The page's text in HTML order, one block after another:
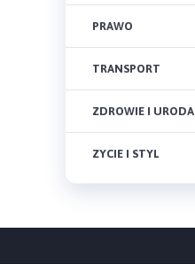
PRAWO
TRANSPORT
ZDROWIE I URODA
ZYCIE I STYL